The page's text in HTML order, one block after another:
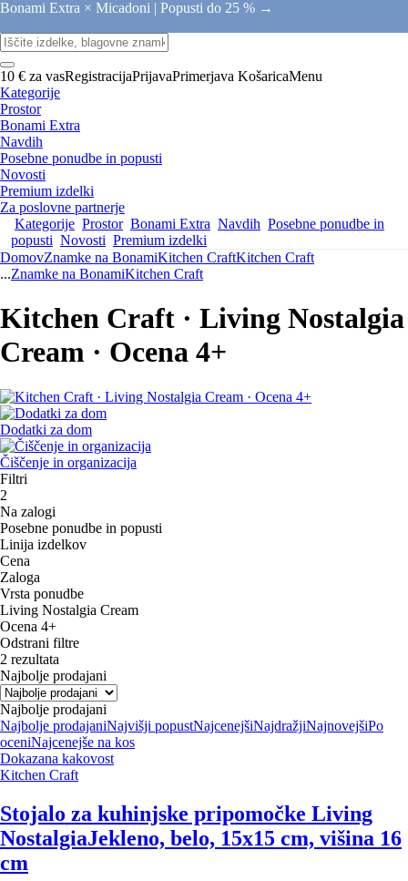
Bonami Extra × Micadoni | Popusti do 25 % →
10 € za vasRegistracijaPrijavaPrimerjava KošaricaMenu
Kategorije
Prostor
Bonami Extra
Navdih
Posebne ponudbe in popusti
Novosti
Premium izdelki
Za poslovne partnerje
Kategorije Prostor Bonami Extra Navdih Posebne ponudbe in
popusti Novosti Premium izdelki
DomovZnamke na BonamiKitchen CraftKitchen Craft
...Znamke na BonamiKitchen Craft
Kitchen Craft · Living Nostalgia
Cream · Ocena 4+
Dodatki za dom
Čiščenje in organizacija
Filtri
2
Na zalogi
Posebne ponudbe in popusti
Linija izdelkov
Cena
Zaloga
Vrsta ponudbe
Living Nostalgia Cream
Ocena 4+
Odstrani filtre
2 rezultata
Najbolje prodajani
Najbolje prodajani
Najbolje prodajaniNajvišji popustNajcenejšiNajdražjiNajnovejšiPo
oceniNajcenejše na kos
Dokazana kakovost
Kitchen Craft
Stojalo za kuhinjske pripomočke Living
NostalgiaJekleno, belo, 15x15 cm, višina 16
cm